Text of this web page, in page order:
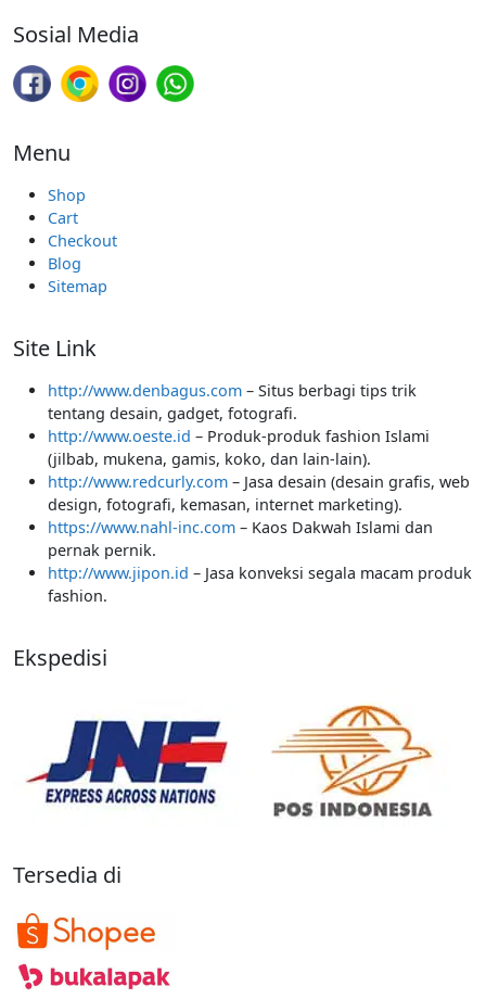
Sosial Media
Menu
Shop
Cart
Checkout
Blog
Sitemap
Site Link
http://www.denbagus.com – Situs berbagi tips trik
tentang desain, gadget, fotografi.
http://www.oeste.id – Produk-produk fashion Islami
(jilbab, mukena, gamis, koko, dan lain-lain).
http://www.redcurly.com – Jasa desain (desain grafis, web
design, fotografi, kemasan, internet marketing).
https://www.nahl-inc.com – Kaos Dakwah Islami dan
pernak pernik.
http://www.jipon.id – Jasa konveksi segala macam produk
fashion.
Ekspedisi
Tersedia di